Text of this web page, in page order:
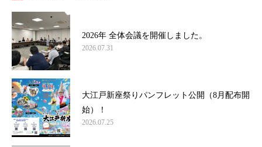
2026年 全体会議を開催しました。
2026.07.31
大江戸新座祭りパンフレット公開（8月配布開
始）！
2026.07.25